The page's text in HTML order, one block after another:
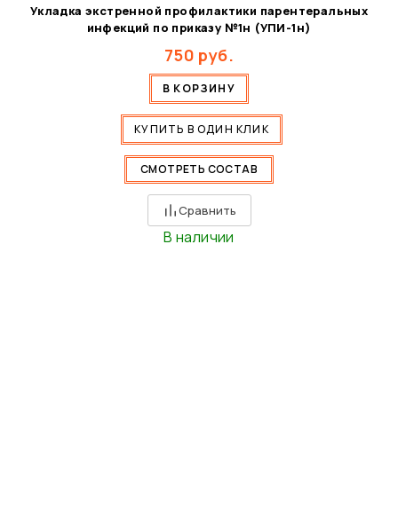
Укладка экстренной профилактики парентеральных
инфекций по приказу №1н (УПИ-1н)
750 руб.
В КОРЗИНУ
КУПИТЬ В ОДИН КЛИК
СМОТРЕТЬ СОСТАВ
Сравнить
В наличии